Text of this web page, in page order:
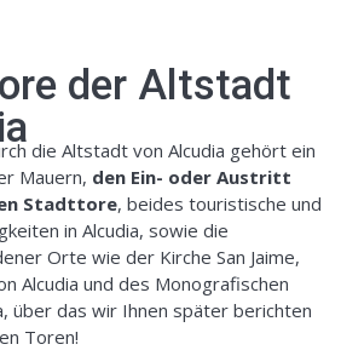
der Altstadt
die Altstadt von Alcudia gehört ein
Mauern, den Ein- oder Austritt
Stadttore, beides touristische und
in Alcudia, sowie die
Orte wie der Kirche San Jaime,
Alcudia und des Monografischen
über das wir Ihnen später berichten
Toren!